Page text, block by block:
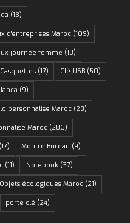
(13)
d'entreprises Maroc(109)
journée femme (13)
Casquettes(17) Clé USB(50)
(9)
personnalise Maroc(28)
Maroc(286)
(17) Montre Bureau (9)
(11) Notebook(37)
Objets écologiques Maroc(21)
porte clé (24)